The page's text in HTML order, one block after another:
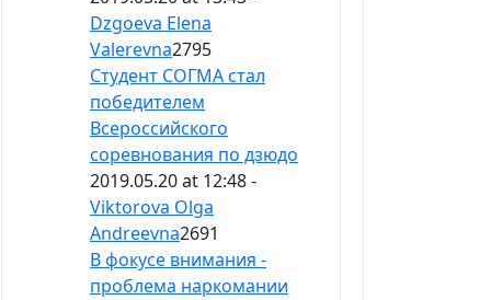
Dzgoeva Elena
Valerevna2795
Студент СОГМА стал
победителем
Всероссийского
соревнования по дзюдо
2019.05.20 at 12:48 -
Viktorova Olga
Andreevna2691
В фокусе внимания -
проблема наркомании